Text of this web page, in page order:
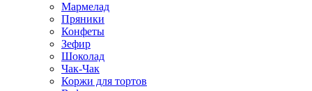
Мармелад
Пряники
Конфеты
Зефир
Шоколад
Чак-Чак
Коржи для тортов